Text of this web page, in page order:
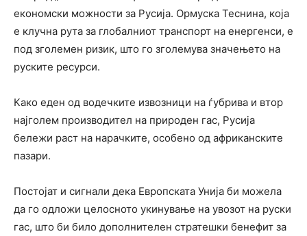
економски можности за Русија. Ормуска Теснина, која
е клучна рута за глобалниот транспорт на енергенси, е
под зголемен ризик, што го зголемува значењето на
руските ресурси.
Како еден од водечките извозници на ѓубрива и втор
најголем производител на природен гас, Русија
бележи раст на нарачките, особено од африканските
пазари.
Постојат и сигнали дека Европската Унија би можела
да го одложи целосното укинување на увозот на руски
гас, што би било дополнителен стратешки бенефит за